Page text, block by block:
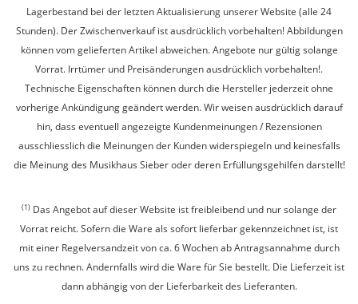
Lagerbestand bei der letzten Aktualisierung unserer Website (alle 24
Stunden). Der Zwischenverkauf ist ausdrücklich vorbehalten! Abbildungen
können vom gelieferten Artikel abweichen. Angebote nur gültig solange
Vorrat. Irrtümer und Preisänderungen ausdrücklich vorbehalten!.
Technische Eigenschaften können durch die Hersteller jederzeit ohne
vorherige Ankündigung geändert werden. Wir weisen ausdrücklich darauf
hin, dass eventuell angezeigte Kundenmeinungen / Rezensionen
ausschliesslich die Meinungen der Kunden widerspiegeln und keinesfalls
die Meinung des Musikhaus Sieber oder deren Erfüllungsgehilfen darstellt!
(1) Das Angebot auf dieser Website ist freibleibend und nur solange der
Vorrat reicht. Sofern die Ware als sofort lieferbar gekennzeichnet ist, ist
mit einer Regelversandzeit von ca. 6 Wochen ab Antragsannahme durch
uns zu rechnen. Andernfalls wird die Ware für Sie bestellt. Die Lieferzeit ist
dann abhängig von der Lieferbarkeit des Lieferanten.